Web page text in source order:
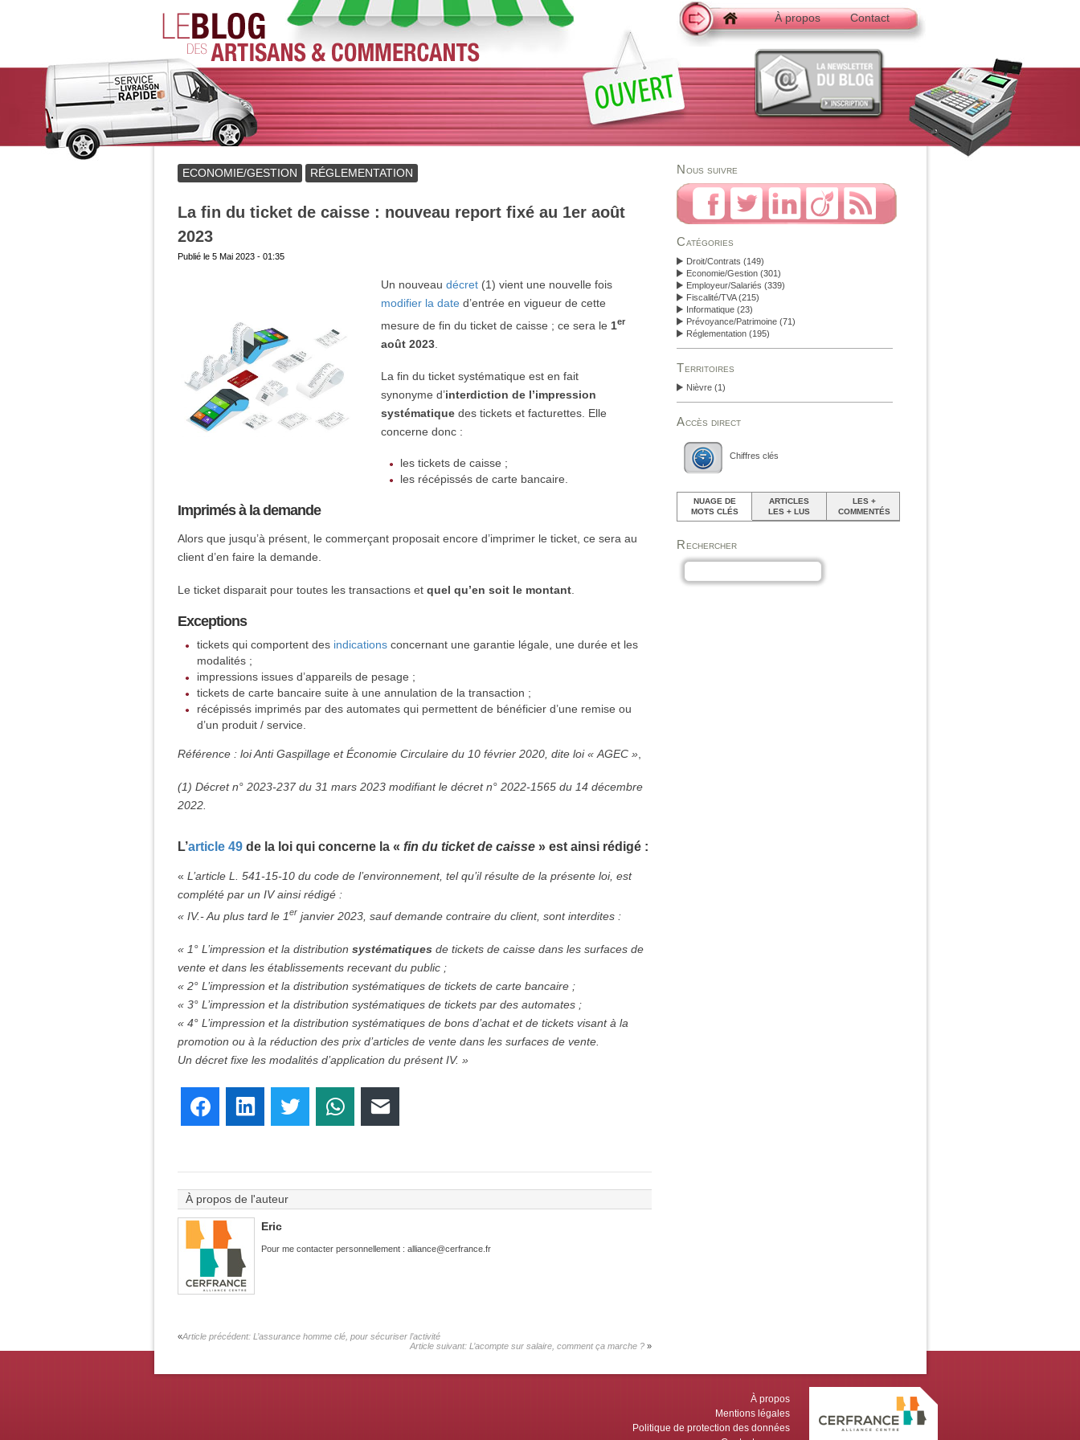
À propos Contact
Nous suivre
Catégories
Droit/Contrats (149)
Economie/Gestion (301)
Employeur/Salariés (339)
Fiscalité/TVA(215)
Informatique (23)
Prévoyance/Patrimoine (71)
Réglementation (195)
Territoires
Nièvre (1)
Accès direct
Chiffres clés
NUAGE DE
MOTS CLÉS
ARTICLES
LES + LUS
LES +
COMMENTÉS
Rechercher
ECONOMIE/GESTION RÉGLEMENTATION
La fin du ticket de caisse : nouveau report fixé au 1er août
2023
Publié le 5 Mai 2023 - 01:35
Un nouveaudécret (1) vient une nouvelle fois
modifier la date d’entrée en vigueur de cette
mesure de fin du ticket de caisse ; ce sera le 1er
août 2023
La fin du ticket systématique est en fait
synonyme d’interdiction de l’impression
systématique des tickets et facturettes. Elle
concerne donc :
les tickets de caisse ;
les récépissés de carte bancaire.
Imprimés à la demande
Alors que jusqu’à présent, le commerçant proposait encore d’imprimer le ticket, ce sera au
client d’en faire la demande.
Le ticket disparait pour toutes les transactions et quel qu’en soit le montant
Exceptions
tickets qui comportent des indications concernant une garantie légale, une durée et les
modalités ;
impressions issues d’appareils de pesage ;
tickets de carte bancaire suite à une annulation de la transaction ;
récépissés imprimés par des automates qui permettent de bénéficier d’une remise ou
d’un produit / service.
Référence : loi Anti Gaspillage et Économie Circulaire du 10 février 2020, dite loi « AGEC »
(1) Décret n° 2023-237 du 31 mars 2023 modifiant le décret n° 2022-1565 du 14 décembre
2022.
L’article 49 de la loi qui concerne la « fin du ticket de caisse » est ainsi rédigé :
« L’article L. 541-15-10 du code de l’environnement, tel qu’il résulte de la présente loi, est
complété par un IV ainsi rédigé :
« IV.- Au plus tard le 1er janvier 2023, sauf demande contraire du client, sont interdites :
« 1° L’impression et la distribution systématiques de tickets de caisse dans les surfaces de
vente et dans les établissements recevant du public ;
« 2° L’impression et la distribution systématiques de tickets de carte bancaire ;
« 3° L’impression et la distribution systématiques de tickets par des automates ;
« 4° L’impression et la distribution systématiques de bons d’achat et de tickets visant à la
promotion ou à la réduction des prix d’articles de vente dans les surfaces de vente.
Un décret fixe les modalités d’application du présent IV. »
FacebookLinkedInTwitter WhatsApp
À propos de l'auteur
Eric
Pour me contacter personnellement : alliance@cerfrance.fr
Article précédent: L’assurance homme clé, pour sécuriser l’activité
Article suivant: L’acompte sur salaire, comment ça marche ?
À propos
Mentions légales
Politique de protection des données